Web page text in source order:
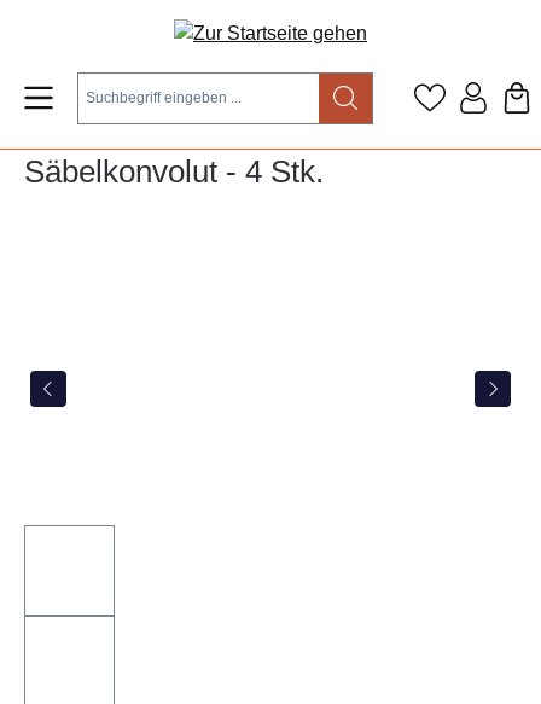
Zum Hauptinhalt springen
Säbelkonvolut - 4 Stk.